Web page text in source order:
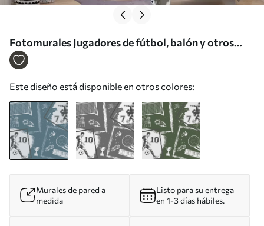
Fotomurales Jugadores de fútbol, balón y otros
atributos futbolísticos en tonos azules Nr. w03122
Este diseño está disponible en otros colores:
Murales de pared a
medida
Listo para su entrega
en 1-3 días hábiles.